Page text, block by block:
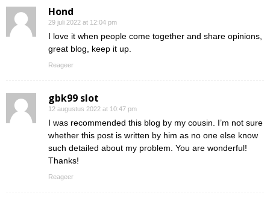
Hond
29 juli 2022 at 12:04 pm
I love it when people come together and share opinions,
great blog, keep it up.
Reageer
gbk99 slot
12 augustus 2022 at 10:47 pm
I was recommended this blog by my cousin. I’m not sure
whether this post is written by him as no one else know
such detailed about my problem. You are wonderful!
Thanks!
Reageer